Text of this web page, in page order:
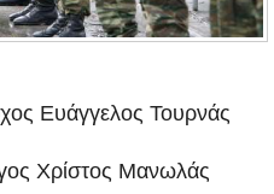
Ευάγγελος Τουρνάς
Χρίστος Μανωλάς